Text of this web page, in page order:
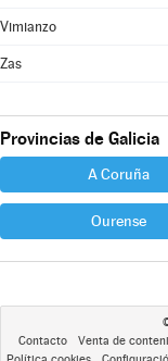
Vimianzo
Zas
Provincias de Galicia
A Coruña
Ourense
Contacto Venta de